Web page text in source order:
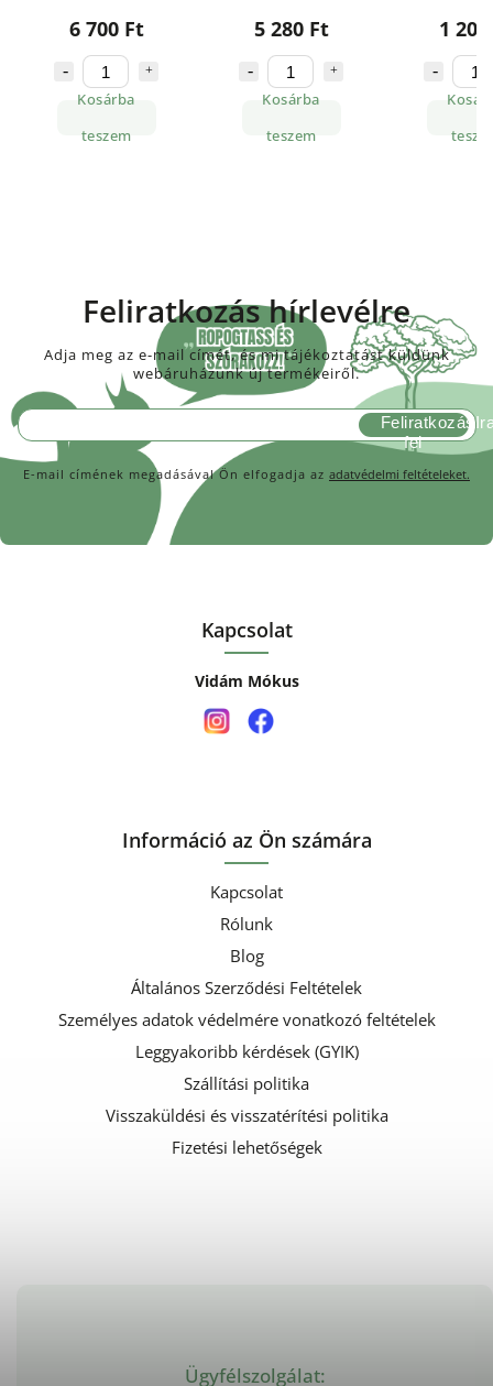
5 280 Ft
Kosárba
teszem
1 200 Ft
Kosárba
teszem
8
Ügyfélszolgálat:
Kapcsolat
Vidám Mókus
Információ az Ön számára
Kapcsolat
Rólunk
Blog
Általános Szerződési Feltételek
Személyes adatok védelmére vonatkozó feltételek
Leggyakoribb kérdések (GYIK)
Szállítási politika
Visszaküldési és visszatérítési politika
Fizetési lehetőségek
Feliratkozás hírlevélre
Adja meg az e-mail címét, és mi tájékoztatást küldünk
webáruházunk új termékeiről.
E-mail címének megadásával Ön elfogadja az adatvédelmi feltételeket.
Feliratkozás